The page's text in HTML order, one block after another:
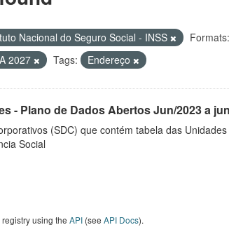
Nacional do Seguro Social - INSS Formats:
2027 Tags: Endereço
- Plano de Dados Abertos Jun/2023 a
(SDC) que contém tabela das
Social
using the API (see API Docs).